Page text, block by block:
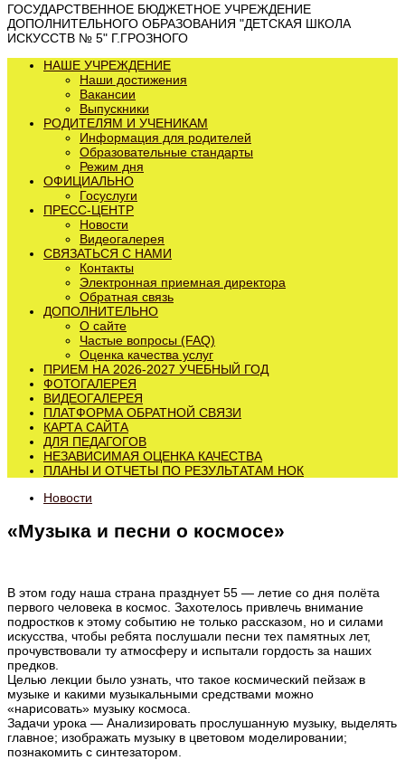
ГОСУДАРСТВЕННОЕ БЮДЖЕТНОЕ УЧРЕЖДЕНИЕ
ДОПОЛНИТЕЛЬНОГО ОБРАЗОВАНИЯ "ДЕТСКАЯ ШКОЛА
ИСКУССТВ № 5" Г.ГРОЗНОГО
НАШЕ УЧРЕЖДЕНИЕ
Наши достижения
Вакансии
Выпускники
РОДИТЕЛЯМ И УЧЕНИКАМ
Информация для родителей
Образовательные стандарты
Режим дня
ОФИЦИАЛЬНО
Госуслуги
ПРЕСС-ЦЕНТР
Новости
Видеогалерея
СВЯЗАТЬСЯ С НАМИ
Контакты
Электронная приемная директора
Обратная связь
ДОПОЛНИТЕЛЬНО
О сайте
Частые вопросы (FAQ)
Оценка качества услуг
ПРИЕМ НА 2026-2027 УЧЕБНЫЙ ГОД
ФОТОГАЛЕРЕЯ
ВИДЕОГАЛЕРЕЯ
ПЛАТФОРМА ОБРАТНОЙ СВЯЗИ
КАРТА САЙТА
ДЛЯ ПЕДАГОГОВ
НЕЗАВИСИМАЯ ОЦЕНКА КАЧЕСТВА
ПЛАНЫ И ОТЧЕТЫ ПО РЕЗУЛЬТАТАМ НОК
Новости
«Музыка и песни о космосе»
В этом году наша страна празднует 55 — летие со дня полёта
первого человека в космос. Захотелось привлечь внимание
подростков к этому событию не только рассказом, но и силами
искусства, чтобы ребята послушали песни тех памятных лет,
прочувствовали ту атмосферу и испытали гордость за наших
предков.
Целью лекции было узнать, что такое космический пейзаж в
музыке и какими музыкальными средствами можно
«нарисовать» музыку космоса.
Задачи урока — Анализировать прослушанную музыку, выделять
главное; изображать музыку в цветовом моделировании;
познакомить с синтезатором.